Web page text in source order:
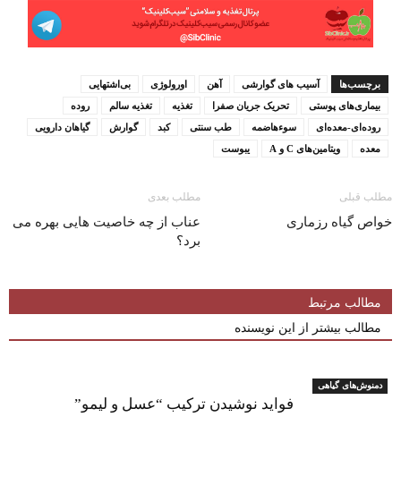
برچسب‌ها آسیب های گوارشی آهن اورولوژی
بی‌اشتهایی
بیماری‌های پوستی
تحریک جریان صفرا تغذیه تغذیه سالم
روده
روده‌ای-معده‌ای
سوءهاضمه طب سنتی کبد گوارش
گیاهان دارویی
معده
ویتامین‌های C و A یبوست
مطلب قبلی
خواص گیاه رزماری
مطلب بعدی
عناب از چه خاصیت هایی بهره می
برد؟
مطالب مرتبط
مطالب بیشتر از این نویسنده
دمنوش‌های گیاهی
فواید نوشیدن ترکیب “عسل و لیمو”